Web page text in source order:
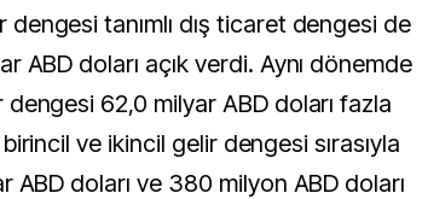
dengesi tanımlı dış ticaret dengesi de
ABD doları açık verdi. Aynı dönemde
dengesi 62,0 milyar ABD doları fazla
ve ikincil gelir dengesi sırasıyla
ABD doları ve 380 milyon ABD doları